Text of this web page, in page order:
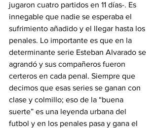
jugaron cuatro partidos en 11 días-. Es
innegable que nadie se esperaba el
sufrimiento añadido y el llegar hasta los
penales. Lo importante es que en la
determinante serie Esteban Alvarado se
agrandó y sus compañeros fueron
certeros en cada penal. Siempre que
decimos que esas series se ganan con
clase y colmillo; eso de la “buena
suerte” es una leyenda urbana del
futbol y en los penales pasa y gana el